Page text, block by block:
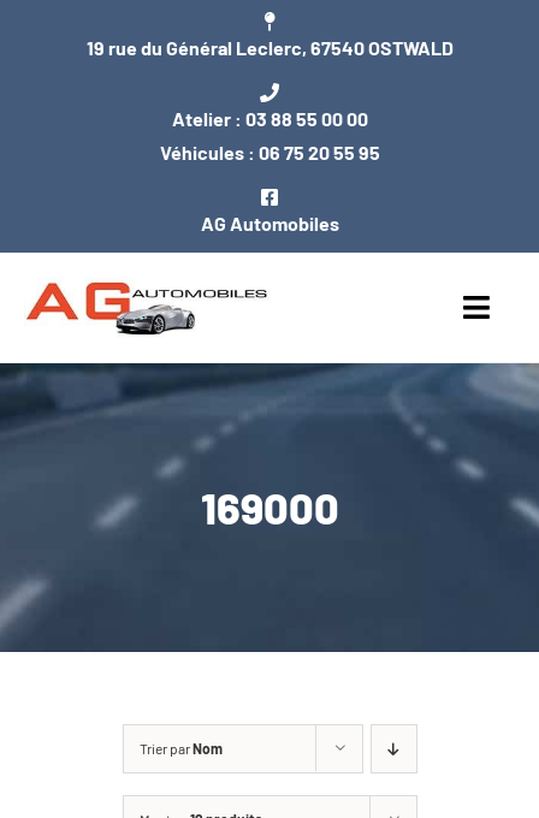
19 rue du Général Leclerc, 67540 OSTWALD
Atelier : 03 88 55 00 00
Véhicules : 06 75 20 55 95
AG Automobiles
ACCUEIL
ENTRETIEN / MÉCANIQUE
CARROSSERIE / VITRAGE
169000
Trier parNom